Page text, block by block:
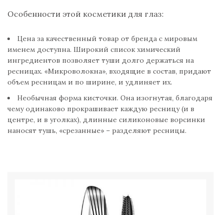
Особенности этой косметики для глаз:
Цена за качественный товар от бренда с мировым
именем доступна. Широкий список химический
ингредиентов позволяет туши долго держаться на
ресницах. «Микроволокна», входящие в состав, придают
объем ресницам и по ширине, и удлиняет их.
Необычная форма кисточки. Она изогнутая, благодаря
чему одинаково прокрашивает каждую ресницу (и в
центре, и в уголках), длинные силиконовые ворсинки
наносят тушь, «срезанные» – разделяют ресницы.